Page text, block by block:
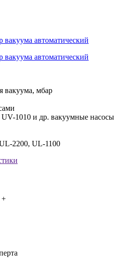
вакуума, мбар
1010 и др. вакуумные насосы
2200, UL-1100
+